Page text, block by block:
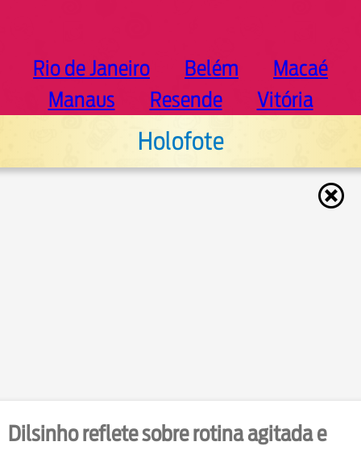
Rio de Janeiro Belém
Macaé
Manaus
Resende Vitória
Holofote
Dilsinho reflete sobre rotina agitada e